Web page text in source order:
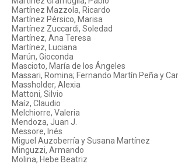
Martínez Mazzola, Ricardo
Martínez Pérsico, Marisa
Martínez Zuccardi, Soledad
Martínez, Ana Teresa
Martínez, Luciana
Marún, Gioconda
Mascioto, María de los Ángeles
Massari, Romina; Fernando Martín Peña y
Massholder, Alexia
Mattoni, Silvio
Maíz, Claudio
Melchiorre, Valeria
Mendoza, Juan J.
Messore, Inés
Miguel Auzoberría y Susana Martínez
Minguzzi, Armando
Molina, Hebe Beatriz